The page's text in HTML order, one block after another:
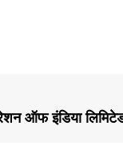
ऑफ इंडिया लिमिटेड